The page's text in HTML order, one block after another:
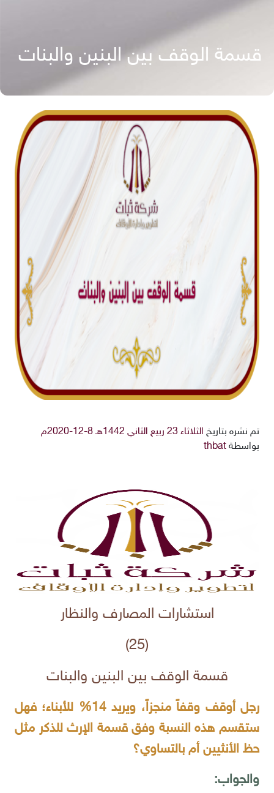
قسمة الوقف بين البنين والبنات
تم نشره بتاريخ الثلاثاء 23 ربيع الثاني 1442هـ 8-12-2020م
بواسطة thbat
استشارات المصارف والنظار
(25)
قسمة الوقف بين البنين والبنات
رجل أوقف وقفاً منجزاً، ويريد 14% للأبناء؛ فهل
ستقسم هذه النسبة وفق قسمة الإرث للذكر مثل
حظ الأنثيين أم بالتساوي؟
والجواب: